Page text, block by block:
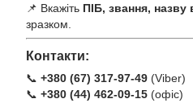
📌 Вкажіть ПІБ, звання, назву
зразком.
Контакти:
📞 +380 (67) 317-97-49 (Viber)
📞 +380 (44) 462-09-15 (офіс)